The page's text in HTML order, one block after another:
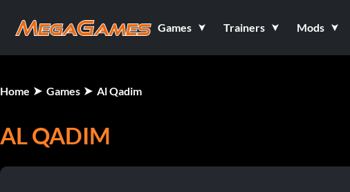
Games Trainers Mods
Home Games Al Qadim
AL QADIM